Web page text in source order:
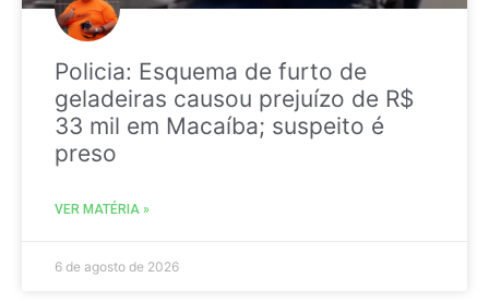
Policia: Esquema de furto de
geladeiras causou prejuízo de R$
33 mil em Macaíba; suspeito é
preso
VER MATÉRIA »
6 de agosto de 2026